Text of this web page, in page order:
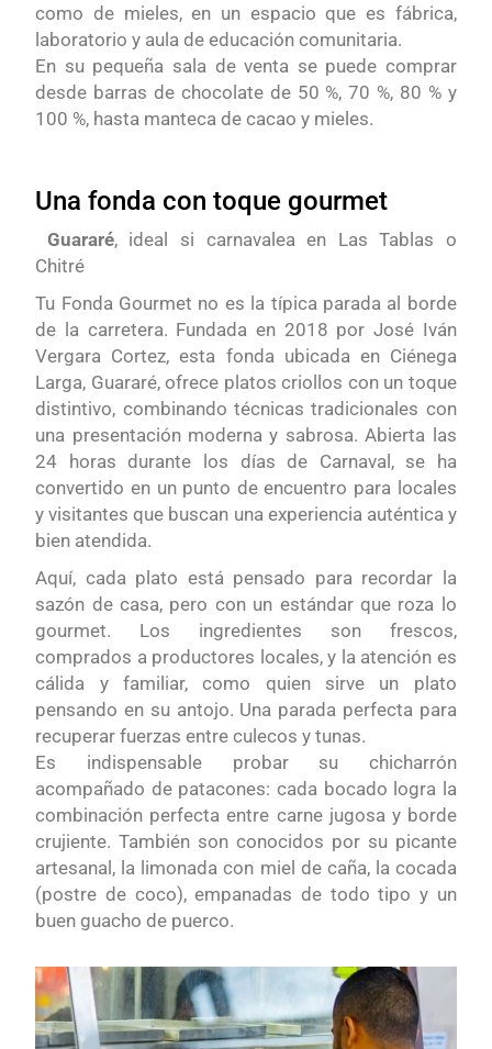
como de mieles, en un espacio que es fábrica,
laboratorio y aula de educación comunitaria.
En su pequeña sala de venta se puede comprar
desde barras de chocolate de 50 %, 70 %, 80 % y
100 %, hasta manteca de cacao y mieles.
Una fonda con toque gourmet
Guararé, ideal si carnavalea en Las Tablas o
Chitré
Tu Fonda Gourmet no es la típica parada al borde
de la carretera. Fundada en 2018 por José Iván
Vergara Cortez, esta fonda ubicada en Ciénega
Larga, Guararé, ofrece platos criollos con un toque
distintivo, combinando técnicas tradicionales con
una presentación moderna y sabrosa. Abierta las
24 horas durante los días de Carnaval, se ha
convertido en un punto de encuentro para locales
y visitantes que buscan una experiencia auténtica y
bien atendida.
Aquí, cada plato está pensado para recordar la
sazón de casa, pero con un estándar que roza lo
gourmet. Los ingredientes son frescos,
comprados a productores locales, y la atención es
cálida y familiar, como quien sirve un plato
pensando en su antojo. Una parada perfecta para
recuperar fuerzas entre culecos y tunas.
Es indispensable probar su chicharrón
acompañado de patacones: cada bocado logra la
combinación perfecta entre carne jugosa y borde
crujiente. También son conocidos por su picante
artesanal, la limonada con miel de caña, la cocada
(postre de coco), empanadas de todo tipo y un
buen guacho de puerco.